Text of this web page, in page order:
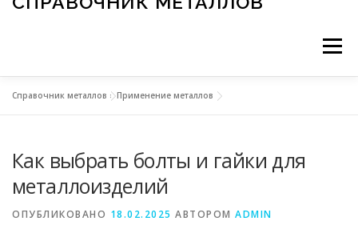
Меню
МЕТАЛЛЫ И ОКРУЖАЮЩАЯ СРЕДА
Справочник металлов »Применение металлов
Как выбрать болты и гайки для
металлоизделий
ОПУБЛИКОВАНО 18.02.2025 АВТОРОМ ADMIN